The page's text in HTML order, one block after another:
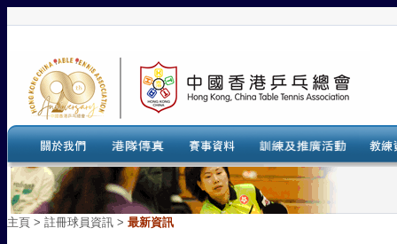
主頁 > 註冊球員資訊 > 最新資訊